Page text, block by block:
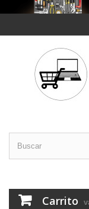
Carrito